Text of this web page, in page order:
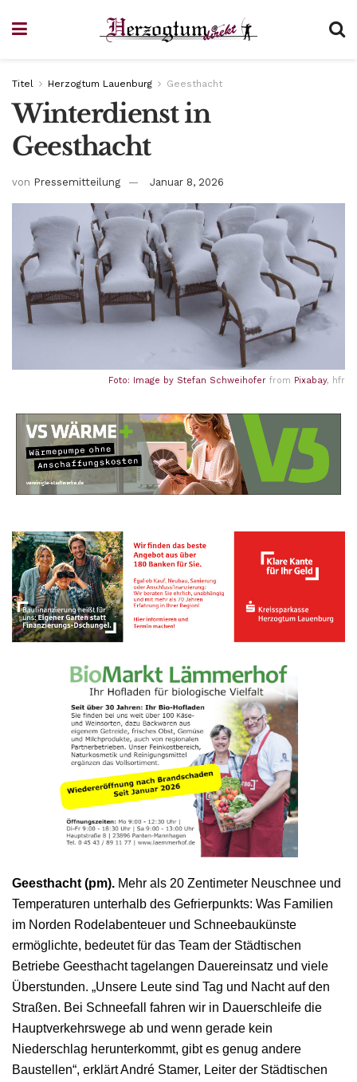
Titel Herzogtum Lauenburg Geesthacht
Winterdienst in
Geesthacht
von Pressemitteilung Januar 8, 2026
Foto: Image by Stefan Schweihofer from Pixabay, hfr
Geesthacht (pm). Mehr als 20 Zentimeter Neuschnee und
Temperaturen unterhalb des Gefrierpunkts: Was Familien
im Norden Rodelabenteuer und Schneebaukünste
ermöglichte, bedeutet für das Team der Städtischen
Betriebe Geesthacht tagelangen Dauereinsatz und viele
Überstunden. „Unsere Leute sind Tag und Nacht auf den
Straßen. Bei Schneefall fahren wir in Dauerschleife die
Hauptverkehrswege ab und wenn gerade kein
Niederschlag herunterkommt, gibt es genug andere
Baustellen“, erklärt André Stamer, Leiter der Städtischen